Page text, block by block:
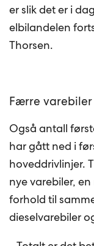
er slik det er i
elbilandelen
Thorsen.
Færre varebiler
Også antall
har gått ned i
hoveddrivlinjer.
nye varebiler,
forhold til
dieselvarebiler